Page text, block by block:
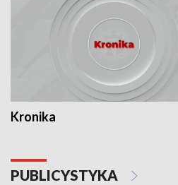
Kronika
PUBLICYSTYKA